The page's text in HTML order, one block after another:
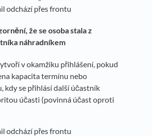
odchází přes frontu
že se osoba stala z
náhradníkem
v okamžiku přihlášení, pokud
kapacita termínu nebo
kdy se přihlásí další účastník
účasti (povinná účast oproti
odchází přes frontu